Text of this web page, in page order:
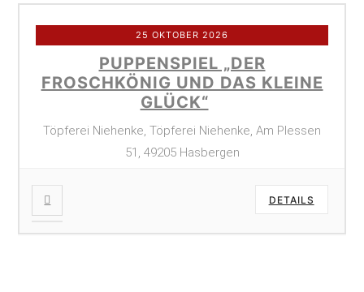
25 OKTOBER 2026
PUPPENSPIEL „DER
FROSCHKÖNIG UND DAS KLEINE
GLÜCK“
Töpferei Niehenke, Töpferei Niehenke, Am Plessen
51, 49205 Hasbergen
DETAILS